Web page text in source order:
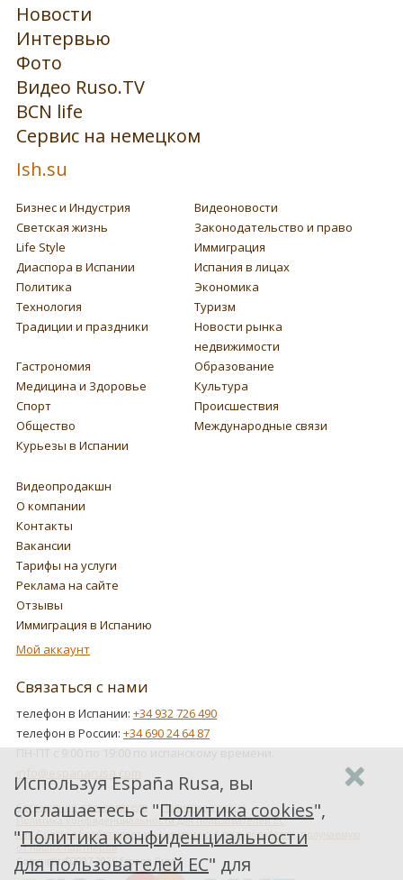
Новости
Интервью
Фото
Видео Ruso.TV
BCN life
Сервис на немецком
Ish.su
Бизнес и Индустрия
Видеоновости
Светская жизнь
Законодательство и право
Life Style
Иммиграция
Диаспора в Испании
Испания в лицах
Политика
Экономика
Технология
Туризм
Традиции и праздники
Новости рынка
недвижимости
Гастрономия
Образование
Медицина и Здоровье
Культура
Спорт
Происшествия
Общество
Международные связи
Курьезы в Испании
Видеопродакшн
О компании
Контакты
Вакансии
Тарифы на услуги
Реклама на сайте
Отзывы
Иммиграция в Испанию
Мой аккаунт
Связаться с нами
телефон в Испании: +34 932 726 490
телефон в России: +34 690 24 64 87
ПН-ПТ с 9:00 по 19:00 по испанскому времени.
info@espanarusa.com
Соглашение пользователя
Политика cookies
Политика конфиденциальности для пользователей ЕС
Как Google обрабатывает информацию о пользователях, получаемую
от наших партнеров
Copyright ©2007-2026 Espana Rusa
Используя España Rusa, вы
соглашаетесь с "Политика cookies",
"Политика конфиденциальности
для пользователей ЕС" для